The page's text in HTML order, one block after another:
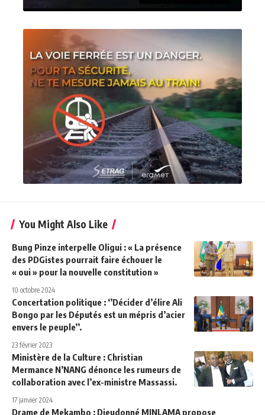
You Might Also Like
Bung Pinze interpelle Oligui : « La présence
des PDGistes pourrait faire échouer le
« oui » pour la nouvelle constitution »
10 octobre 2024
Concertation politique : ‘’Décider d’élire Ali
Bongo par les Députés est un mépris d’acier
envers le peuple’’.
23 février 2023
Ministère de la Culture : Christian
Mermance N’NANG dénonce les rumeurs de
collaboration avec l’ex-ministre Massassi.
17 janvier 2024
Drame de Mekambo : Dieudonné MINLAMA propose